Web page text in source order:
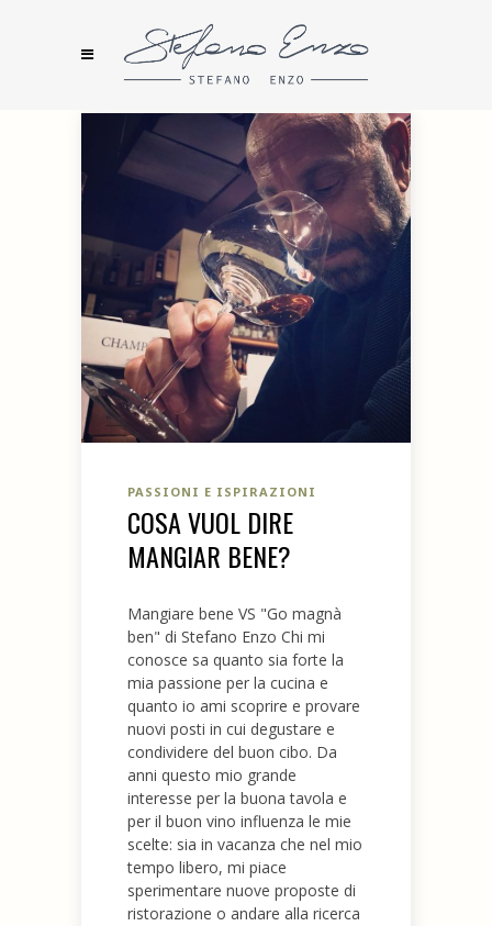
PASSIONI E ISPIRAZIONI
COSA VUOL DIRE
MANGIAR BENE?
Mangiare bene VS "Go magnà
ben" di Stefano Enzo Chi mi
conosce sa quanto sia forte la
mia passione per la cucina e
quanto io ami scoprire e provare
nuovi posti in cui degustare e
condividere del buon cibo. Da
anni questo mio grande
interesse per la buona tavola e
per il buon vino influenza le mie
scelte: sia in vacanza che nel mio
tempo libero, mi piace
sperimentare nuove proposte di
ristorazione o andare alla ricerca